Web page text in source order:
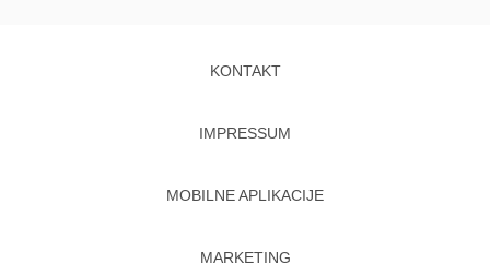
KONTAKT
IMPRESSUM
MOBILNE APLIKACIJE
MARKETING